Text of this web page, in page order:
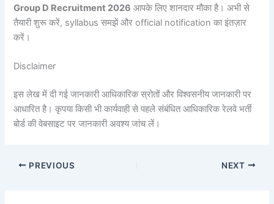
Group D Recruitment 2026 आपके लिए शानदार मौका है। अभी से
तैयारी शुरू करें, syllabus समझें और official notification का इंतज़ार
करें।
Disclaimer
इस लेख में दी गई जानकारी आधिकारिक स्रोतों और विश्वसनीय जानकारी पर
आधारित है। कृपया किसी भी कार्यवाही से पहले संबंधित आधिकारिक रेलवे भर्ती
बोर्ड की वेबसाइट पर जानकारी अवश्य जांच लें।
PREVIOUS NEXT